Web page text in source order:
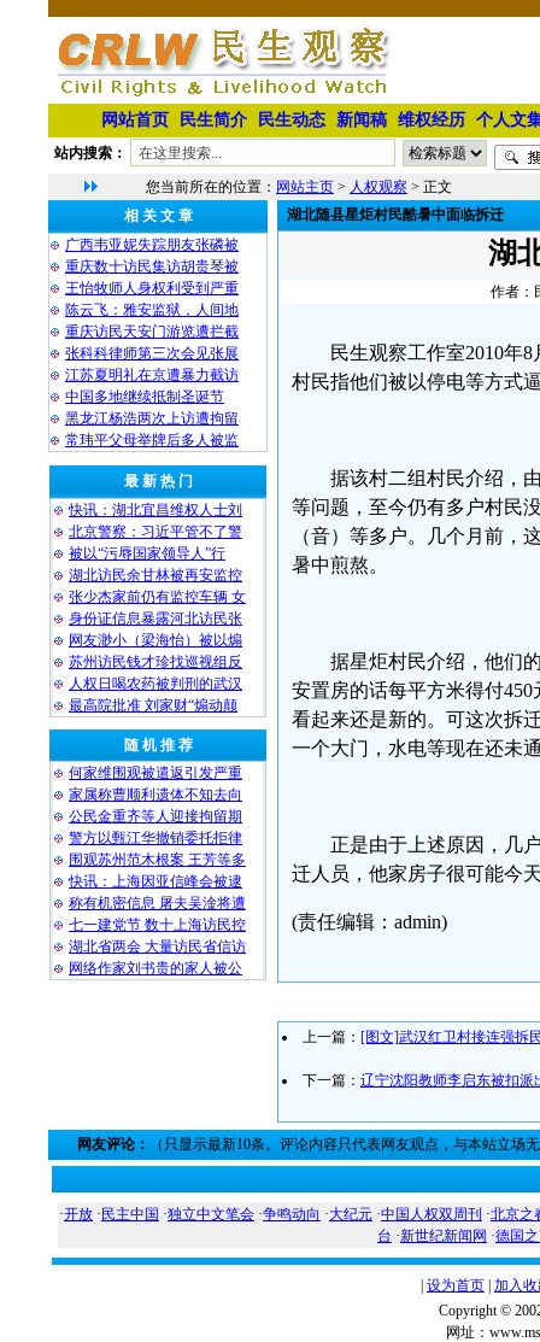
网站首页 民生简介 民生动态 新闻稿 维权经历 个人文
站内搜索：
您当前所在的位置： 网站主页 > 人权观察 > 正文
相 关 文 章
广西韦亚妮失踪朋友张磷被
重庆数十访民集访胡贵琴被
王怡牧师人身权利受到严重
陈云飞：雅安监狱，人间地
重庆访民天安门游览遭拦截
张科科律师第三次会见张展
江苏夏明礼在京遭暴力截访
中国多地继续抵制圣诞节
黑龙江杨浩两次上访遭拘留
常玮平父母举牌后多人被监
最 新 热 门
快讯：湖北宜昌维权人士刘
北京警察：习近平管不了警
被以“污辱国家领导人”行
湖北访民余甘林被再安监控
张少杰家前仍有监控车辆 女
身份证信息暴露河北访民张
网友渺小（梁海怡）被以煽
苏州访民钱才珍找巡视组反
人权日喝农药被判刑的武汉
最高院批准 刘家财“煽动颠
随 机 推 荐
何家维围观被遣返引发严重
家属称曹顺利遗体不知去向
公民金重齐等人迎接拘留期
警方以甄江华撤销委托拒律
围观苏州范木根案 王芳等多
快讯：上海因亚信峰会被逮
称有机密信息 屠夫吴淦将遭
七一建党节 数十上海访民控
湖北省两会 大量访民省信访
网络作家刘书贵的家人被公
湖北随县星炬村民酷暑中面临拆迁
湖
作者：
民生观察工作室2010年
村民指他们被以停电等方式
据该村二组村民介绍，
等问题，至今仍有多户村民
（音）等多户。几个月前，
暑中煎熬。
据星炬村民介绍，他们
安置房的话每平方米得付
看起来还是新的。可这次拆
一个大门，水电等现在还未
正是由于上述原因，几
迁人员，他家房子很可能今
(责任编辑：admin)
上一篇： [图文]武汉红卫村接连强拆
下一篇： 辽宁沈阳教师李启东被扣派
网友评论： （只显示最新10条。评论内容只代表网友观点，与本站立场
·开放 · 民主中国 ·独立中文笔会 ·争鸣动向 ·大纪元 ·中国人权双周刊 ·北京之
台 ·新世纪新闻网 ·德国
设为首页 加入
Copyright ©
网址：